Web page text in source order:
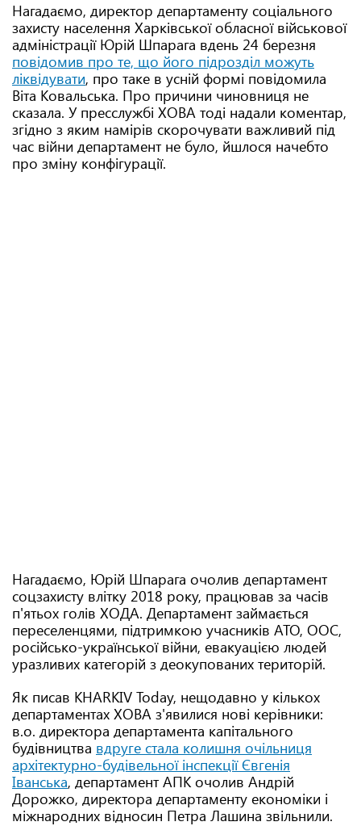
Нагадаємо, директор департаменту соціального
захисту населення Харківської обласної військової
адміністрації Юрій Шпарага вдень 24 березня
повідомив про те, що його підрозділ можуть
ліквідувати, про таке в усній формі повідомила
Віта Ковальська. Про причини чиновниця не
сказала. У пресслужбі ХОВА тоді надали коментар,
згідно з яким намірів скорочувати важливий під
час війни департамент не було, йшлося начебто
про зміну конфігурації.
Нагадаємо, Юрій Шпарага очолив департамент
соцзахисту влітку 2018 року, працював за часів
п'ятьох голів ХОДА. Департамент займається
переселенцями, підтримкою учасників АТО, ООС,
російсько-української війни, евакуацією людей
уразливих категорій з деокупованих територій.
Як писав KHARKIV Today, нещодавно у кількох
департаментах ХОВА з'явилися нові керівники:
в.о. директора департамента капітального
будівництва вдруге стала колишня очільниця
архітектурно-будівельної інспекції Євгенія
Іванська, департамент АПК очолив Андрій
Дорожко, директора департаменту економіки і
міжнародних відносин Петра Лашина звільнили.